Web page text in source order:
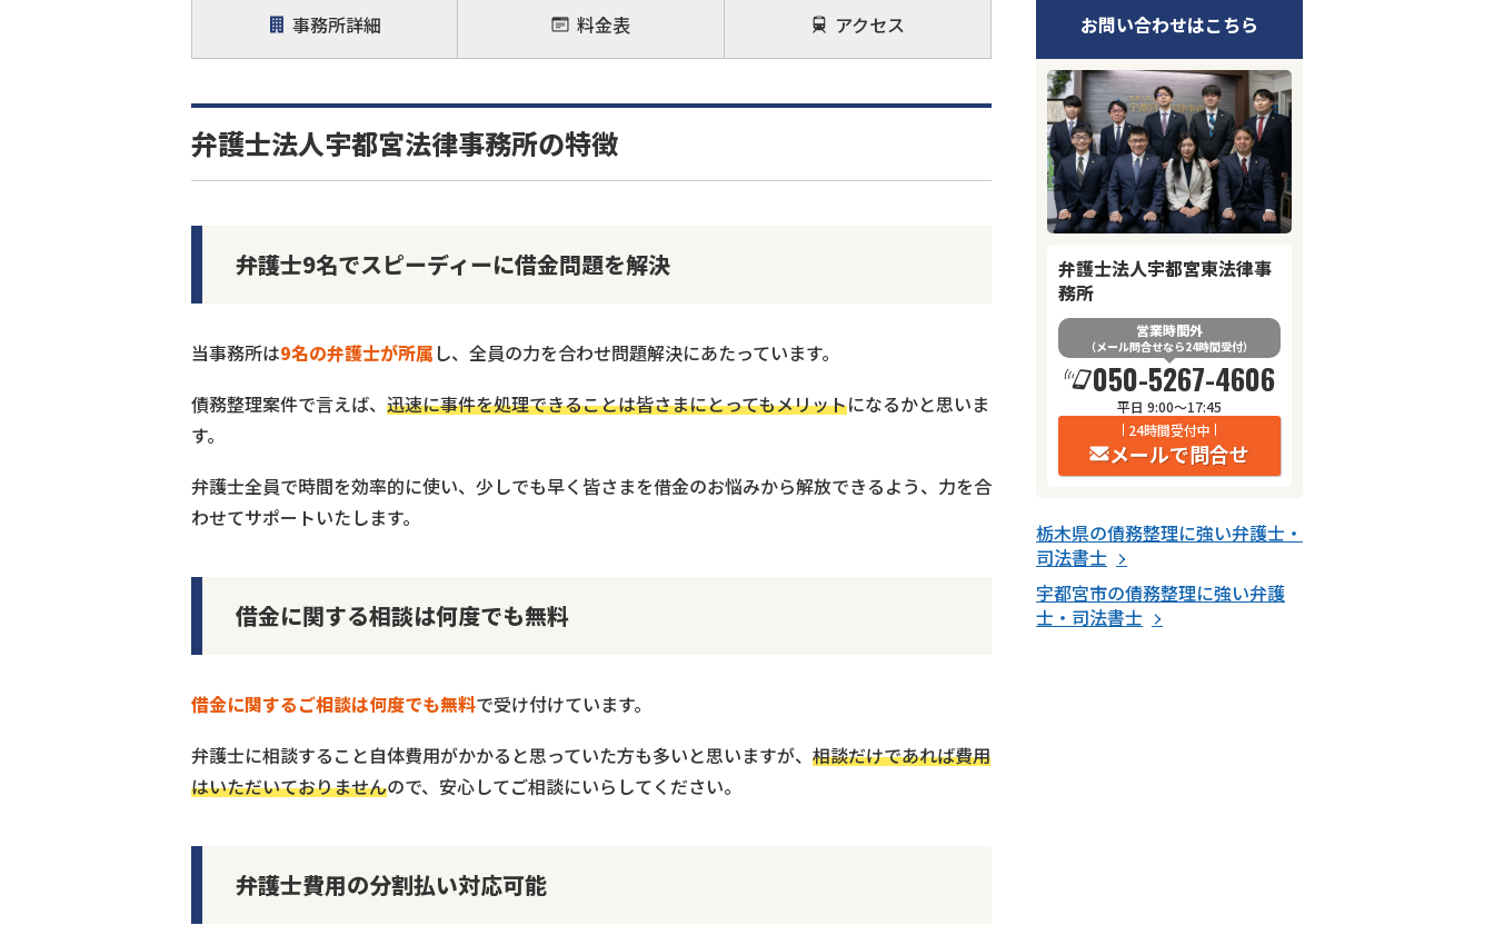
事務所詳細 料金表 アクセス
弁護士法人宇都宮法律事務所の特徴
弁護士9名でスピーディーに借金問題を解決
当事務所は9名の弁護士が所属 し、全員の力を合わせ問題解決にあたっています。
債務整理案件で言えば、 迅速に事件を処理できることは皆さまにとってもメリットになるかと思いま
す。
弁護士全員で時間を効率的に使い、少しでも早く皆さまを借金のお悩みから解放できるよう、力を合
わせてサポートいたします。
借金に関する相談は何度でも無料
借金に関するご相談は何度でも無料で受け付けています。
弁護士に相談すること自体費用がかかると思っていた方も多いと思いますが、 相談だけであれば費用
はいただいておりませんので、安心してご相談にいらしてください。
弁護士費用の分割払い対応可能
お問い合わせはこちら
弁護士法人宇都宮東法律事
務所
営業時間外
（メール問合せなら24時間受付）
050-5267-4606
平日 9:00～17:45
24時間受付中
メールで問合せ
栃木県の債務整理に強い弁護士・
司法書士
宇都宮市の債務整理に強い弁護
士・司法書士